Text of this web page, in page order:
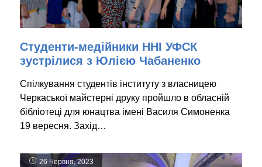
Студенти-медійники ННІ УФСК
зустрілися з Юлією Чабаненко
Спілкування студентів інституту з власницею
Черкаської майстерні друку пройшло в обласній
бібліотеці для юнацтва імені Василя Симоненка
19 вересня. Захід…
26 Червня, 2023